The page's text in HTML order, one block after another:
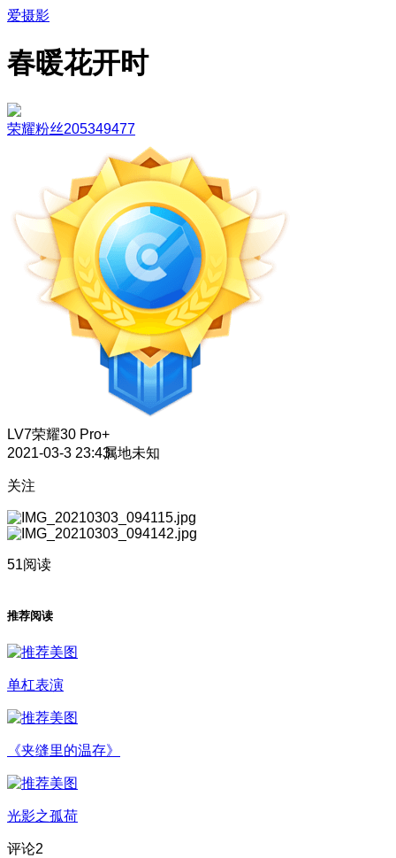
爱摄影
春暖花开时
荣耀粉丝205349477
LV7荣耀30 Pro+
2021-03-3 23:43属地未知
关注
51阅读
推荐阅读
单杠表演
《夹缝里的温存》
光影之孤荷
评论2